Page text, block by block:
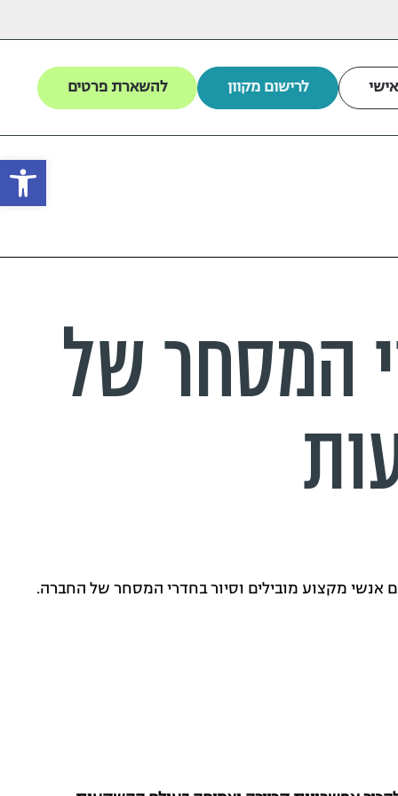
לרישום מקוון להשארת פרטים
המסחר של
מקצוע מובילים וסיור בחדרי המסחר של החברה.